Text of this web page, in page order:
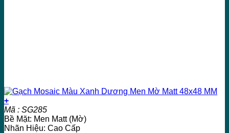
+
Mã : SG285
Bề Mặt: Men Matt (Mờ)
Nhãn Hiệu: Cao Cấp